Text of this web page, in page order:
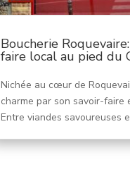
Boucherie
faire local au pied du
Nichée au cœur de
charme par son savoir-faire
Entre viandes savoureuses